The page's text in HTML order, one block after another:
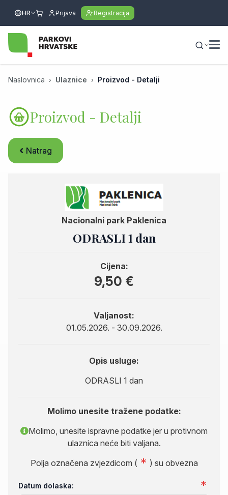
HR Prijava Registracija
Naslovnica Ulaznice Proizvod - Detalji
Proizvod - Detalji
Natrag
Nacionalni park Paklenica
ODRASLI 1 dan
Cijena:
9,50 €
Valjanost:
01.05.2026. - 30.09.2026.
Opis usluge:
ODRASLI 1 dan
Molimo unesite tražene podatke:
Molimo, unesite ispravne podatke jer u protivnom
ulaznica neće biti valjana.
Polja označena zvjezdicom (
) su obvezna
Datum dolaska: